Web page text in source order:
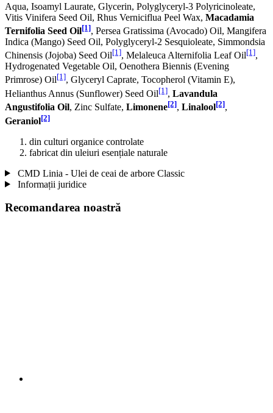
Aqua, Isoamyl Laurate, Glycerin, Polyglyceryl-3 Polyricinoleate,
Vitis Vinifera Seed Oil, Rhus Verniciflua Peel Wax, Macadamia
Ternifolia Seed Oil[1], Persea Gratissima (Avocado) Oil, Mangifera
Indica (Mango) Seed Oil, Polyglyceryl-2 Sesquioleate, Simmondsia
Chinensis (Jojoba) Seed Oil[1], Melaleuca Alternifolia Leaf Oil[1],
Hydrogenated Vegetable Oil, Oenothera Biennis (Evening
Primrose) Oil[1], Glyceryl Caprate, Tocopherol (Vitamin E),
Helianthus Annus (Sunflower) Seed Oil[1], Lavandula
Angustifolia Oil, Zinc Sulfate, Limonene[2], Linalool[2],
Geraniol[2]
din culturi organice controlate
fabricat din uleiuri esențiale naturale
CMD Linia - Ulei de ceai de arbore Classic
Informații juridice
Recomandarea noastră